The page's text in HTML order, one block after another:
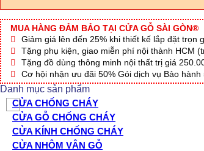
MUA HÀNG ĐẢM BẢO TẠI CỬA GỖ SÀI GÒN®
Giảm giá lên đến 25% khi thiết kế lắp đặt trọn
Tặng phụ kiện, giao miễn phí nội thành HCM
Tặng đồ dùng thông minh nội thất trị giá
Cơ hội nhận ưu đãi 50% Gói dịch vụ Bảo hành
Danh mục sản phẩm
CỬA CHỐNG CHÁY
CỬA GỖ CHỐNG CHÁY
CỬA KÍNH CHỐNG CHÁY
CỬA NHÔM VÂN GỖ